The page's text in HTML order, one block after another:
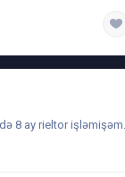
8 ay rieltor